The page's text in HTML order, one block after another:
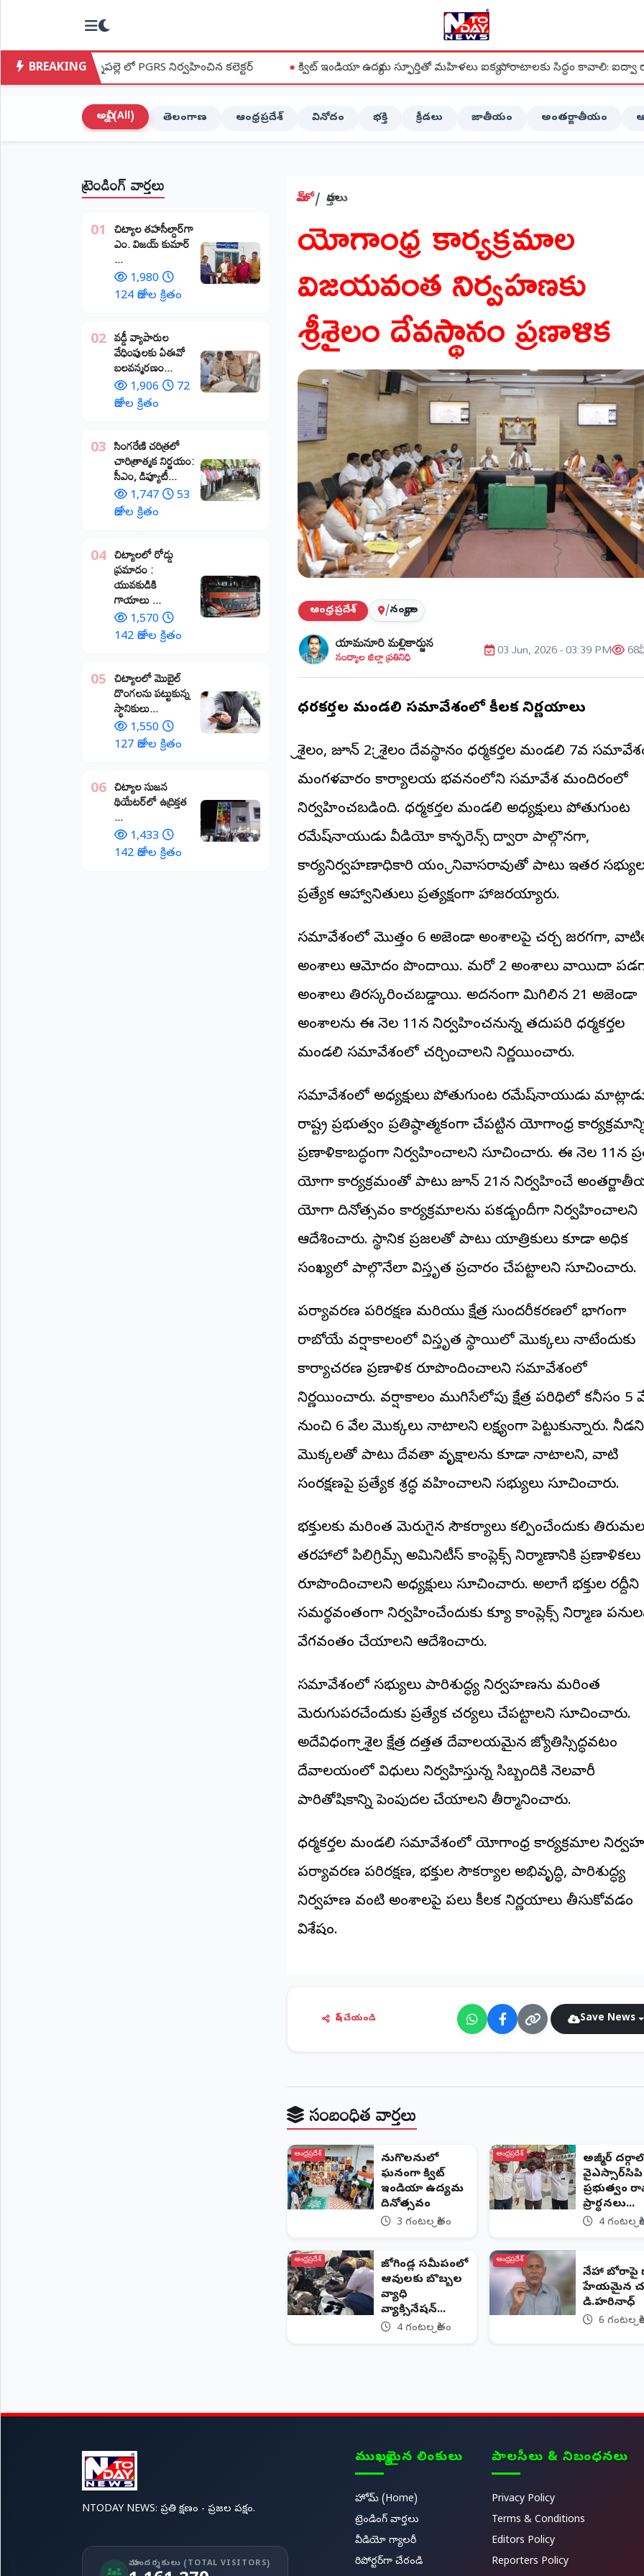
NTODAY×
హోమ్
BREAKING
లో PGRS నిర్వహించిన కలెక్టర్ ●క్విట్ ఇండియా ఉద్యమ స్ఫూర్తితో మహిళలు ఐక్య పోరాటాలకు సిద్ధం కావాలి: ఐద్వా రాష్ట్ర ప్రధాన కార్యదర్శి
అన్నీ (All) తెలంగాణ ఆంధ్రప్రదేశ్ వినోదం భక్తి క్రీడలు జాతీయం అంతర్జాతీయం
ట్రెండింగ్ వార్తలు
01 ​చిట్యాల తహసీల్దార్‌గా
ఎం. విజయ్ కుమార్
...
1,980
124 రోజుల క్రితం
02 వడ్డీ వ్యాపారుల
వేధింపులకు ఏఈవో
బలవన్మరణం...
1,906
72
రోజుల క్రితం
03 ​సింగరేణి చరిత్రలో
చారిత్రాత్మక నిర్ణయం:
సీఎం, డిప్యూటీ...
1,747
53
రోజుల క్రితం
04 చిట్యాలలో రోడ్డు
ప్రమాదం :
యువకుడికి
గాయాలు ​...
1,570
142 రోజుల క్రితం
05 చిట్యాలలో మొబైల్
దొంగలను పట్టుకున్న
స్థానికులు...
1,550
127 రోజుల క్రితం
06 చిట్యాల సుజన
థియేటర్‌లో ఉద్రిక్తత
...
1,433
142 రోజుల క్రితం
హోమ్ వార్తలు
యోగాంధ్ర కార్యక్రమాల
విజయవంత నిర్వహణకు
శ్రీశైలం దేవస్థానం ప్రణాళిక
ఆంధ్రప్రదేశ్ /నంద్యాల
యామనూరి మల్లికార్జున
నంద్యాల జిల్లా ప్రతినిధి 03 Jun, 2026 - 03:39 PM 68
ధర్మకర్తల మండలి సమావేశంలో కీలక నిర్ణయాలు
శ్రీశైలం, జూన్ 2: శ్రీశైలం దేవస్థానం ధర్మకర్తల మండలి 7వ
మంగళవారం కార్యాలయ భవనంలోని సమావేశ మందిరంలో
నిర్వహించబడింది. ధర్మకర్తల మండలి అధ్యక్షులు పోతుగుంట
రమేష్‌నాయుడు వీడియో కాన్ఫరెన్స్ ద్వారా పాల్గొనగా,
కార్యనిర్వహణాధికారి యం. శ్రీనివాసరావుతో పాటు ఇతర
ప్రత్యేక ఆహ్వానితులు ప్రత్యక్షంగా హాజరయ్యారు.
సమావేశంలో మొత్తం 6 అజెండా అంశాలపై చర్చ జరగగా,
అంశాలు ఆమోదం పొందాయి. మరో 2 అంశాలు వాయిదా
అంశాలు తిరస్కరించబడ్డాయి. అదనంగా మిగిలిన 21 అజెండా
అంశాలను ఈ నెల 11న నిర్వహించనున్న తదుపరి ధర్మకర్తల
మండలి సమావేశంలో చర్చించాలని నిర్ణయించారు.
సమావేశంలో అధ్యక్షులు పోతుగుంట రమేష్‌నాయుడు
రాష్ట్ర ప్రభుత్వం ప్రతిష్ఠాత్మకంగా చేపట్టిన యోగాంధ్ర
ప్రణాళికాబద్ధంగా నిర్వహించాలని సూచించారు. ఈ నెల 11న
యోగా కార్యక్రమంతో పాటు జూన్ 21న నిర్వహించే
యోగా దినోత్సవం కార్యక్రమాలను పకడ్బందీగా నిర్వహించాలని
ఆదేశించారు. స్థానిక ప్రజలతో పాటు యాత్రికులు కూడా అధిక
సంఖ్యలో పాల్గొనేలా విస్తృత ప్రచారం చేపట్టాలని సూచించారు.
పర్యావరణ పరిరక్షణ మరియు క్షేత్ర సుందరీకరణలో భాగంగా
రాబోయే వర్షాకాలంలో విస్తృత స్థాయిలో మొక్కలు నాటేందుకు
కార్యాచరణ ప్రణాళిక రూపొందించాలని సమావేశంలో
నిర్ణయించారు. వర్షాకాలం ముగిసేలోపు క్షేత్ర పరిధిలో కనీసం 5
నుంచి 6 వేల మొక్కలు నాటాలని లక్ష్యంగా పెట్టుకున్నారు.
మొక్కలతో పాటు దేవతా వృక్షాలను కూడా నాటాలని, వాటి
సంరక్షణపై ప్రత్యేక శ్రద్ధ వహించాలని సభ్యులు సూచించారు.
భక్తులకు మరింత మెరుగైన సౌకర్యాలు కల్పించేందుకు తిరుమల
తరహాలో పిలిగ్రిమ్స్ అమినిటీస్ కాంప్లెక్స్ నిర్మాణానికి ప్రణాళికలు
రూపొందించాలని అధ్యక్షులు సూచించారు. అలాగే భక్తుల రద్దీని
సమర్థవంతంగా నిర్వహించేందుకు క్యూ కాంప్లెక్స్ నిర్మాణ
వేగవంతం చేయాలని ఆదేశించారు.
సమావేశంలో సభ్యులు పారిశుద్ధ్య నిర్వహణను మరింత
మెరుగుపరచేందుకు ప్రత్యేక చర్యలు చేపట్టాలని సూచించారు.
అదేవిధంగా శ్రీశైల క్షేత్ర దత్తత దేవాలయమైన జ్యోతిస్సిద్ధవటం
దేవాలయంలో విధులు నిర్వహిస్తున్న సిబ్బందికి నెలవారీ
పారితోషికాన్ని పెంపుదల చేయాలని తీర్మానించారు.
ధర్మకర్తల మండలి సమావేశంలో యోగాంధ్ర కార్యక్రమాల
పర్యావరణ పరిరక్షణ, భక్తుల సౌకర్యాల అభివృద్ధి, పారిశుద్ధ్య
నిర్వహణ వంటి అంశాలపై పలు కీలక నిర్ణయాలు తీసుకోవడం
విశేషం.
షేర్ చేయండి Save News
సంబంధిత వార్తలు
ఆంధ్రప్రదేశ్
పెనుగొలనులో
ఘనంగా క్విట్
ఇండియా ఉద్యమ
దినోత్సవం
3 గంటల క్రితం
ఆంధ్రప్రదేశ్
అజ్మీర్
వైఎస్సార్‌సిపి
ప్రభుత్వం
ప్రార్థనలు...
4 గంటల
ఆంధ్రప్రదేశ్
జోగిండ్ల సమీపంలో
ఆవులకు బొబ్బల
వ్యాధి
వ్యాక్సినేషన్...
4 గంటల క్రితం
ఆంధ్రప్రదేశ్
నేహా బోరాపై
హేయమైన
డి.హరినాధ్
6 గంటల
NTODAY NEWS: ప్రతి క్షణం - ప్రజల పక్షం.
మా సందర్శకులు (TOTAL VISITORS)
ముఖ్యమైన లింకులు
హోమ్ (Home)
ట్రెండింగ్ వార్తలు
వీడియో గ్యాలరీ
రిపోర్టర్‌గా చేరండి
పాలసీలు & నిబంధనలు
Privacy Policy
Terms & Conditions
Editors Policy
Reporters Policy